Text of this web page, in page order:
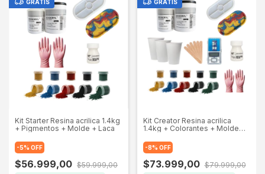
GRATIS
Kit Starter Resina acrilica 1.4kg
+ Pigmentos + Molde + Laca
-5% OFF
$56.999,00 $59.999,00
GRATIS
Kit Creator Resina acrilica
1.4kg + Colorantes + Molde
Herramientas
-8% OFF
$73.999,00 $79.999,00